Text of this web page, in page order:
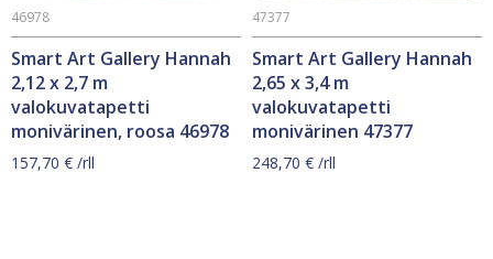
Smart Art Gallery Hannah
2,12 x 2,7 m
valokuvatapetti
monivärinen, roosa 46978
46978
157,70 € /rll
Smart Art Gallery Hannah
2,65 x 3,4 m
valokuvatapetti
monivärinen 47377
47377
248,70 € /rll